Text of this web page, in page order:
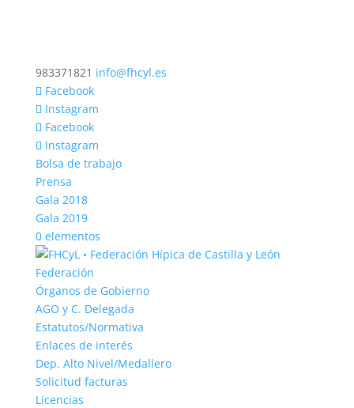
983371821 info@fhcyl.es
Facebook
Instagram
Facebook
Instagram
Bolsa de trabajo
Prensa
Gala 2018
Gala 2019
0 elementos
Federación
Órganos de Gobierno
AGO y C. Delegada
Estatutos/Normativa
Enlaces de interés
Dep. Alto Nivel/Medallero
Solicitud facturas
Licencias